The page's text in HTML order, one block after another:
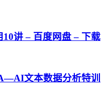
讲 – 百度网盘 – 下载
文本数据分析特训